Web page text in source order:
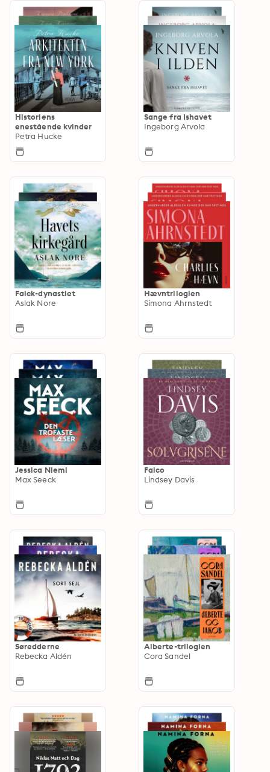
Historiens
enestående kvinder
Petra Hucke
Sange fra Ishavet
Ingeborg Arvola
Falck-dynastiet
Aslak Nore
Hævntrilogien
Simona Ahrnstedt
Jessica Niemi
Max Seeck
Falco
Lindsey Davis
Søredderne
Rebecka Aldén
Alberte-trilogien
Cora Sandel